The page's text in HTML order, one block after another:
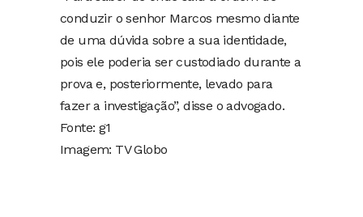
conduzir o senhor Marcos mesmo diante
de uma dúvida sobre a sua identidade,
pois ele poderia ser custodiado durante a
prova e, posteriormente, levado para
fazer a investigação”, disse o advogado.
Fonte: g1
Imagem: TV Globo